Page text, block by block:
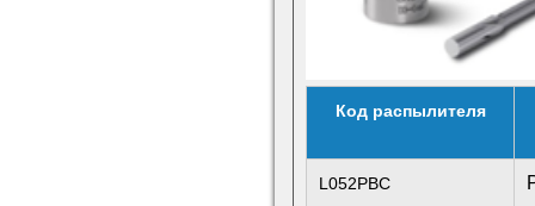
Код распылителя
L052PBC